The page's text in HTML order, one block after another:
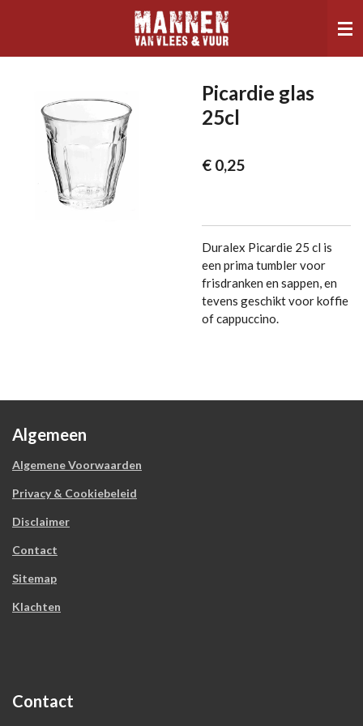
Picardie glas
25cl
€ 0,25
Duralex Picardie 25 cl is
een prima tumbler voor
frisdranken en sappen, en
tevens geschikt voor koffie
of cappuccino.
Algemeen
Algemene Voorwaarden
Privacy & Cookiebeleid
Disclaimer
Contact
Sitemap
Klachten
Contact